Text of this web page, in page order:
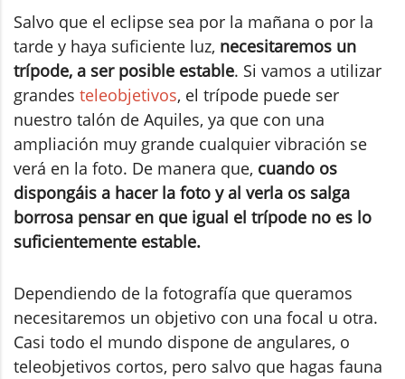
Salvo que el eclipse sea por la mañana o por la
tarde y haya suficiente luz, necesitaremos un
trípode, a ser posible estable. Si vamos a utilizar
grandes teleobjetivos, el trípode puede ser
nuestro talón de Aquiles, ya que con una
ampliación muy grande cualquier vibración se
verá en la foto. De manera que, cuando os
dispongáis a hacer la foto y al verla os salga
borrosa pensar en que igual el trípode no es lo
suficientemente estable.
Dependiendo de la fotografía que queramos
necesitaremos un objetivo con una focal u otra.
Casi todo el mundo dispone de angulares, o
teleobjetivos cortos, pero salvo que hagas fauna